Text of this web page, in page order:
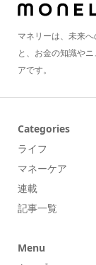
マネリーは、未来
と、お金の知識や
アです。
Categories
ライフ
マネーケア
連載
記事一覧
Menu